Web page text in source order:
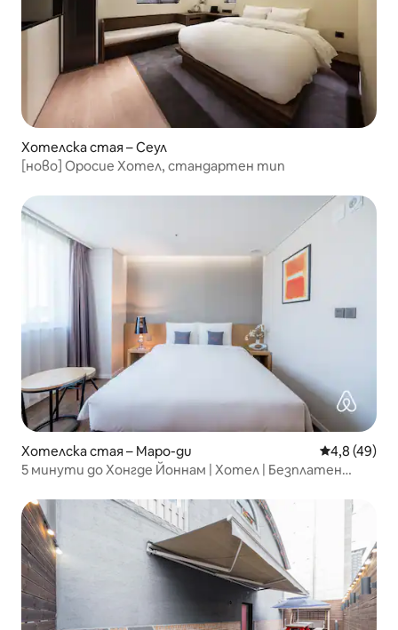
Хотелска стая – Сеул
[ново] Оросие Хотел, стандартен тип
Хотелска стая – Mapo-gu Средна
4,8 (49)
5 минути до Хонгде Йоннам | Хотел | Безплатен